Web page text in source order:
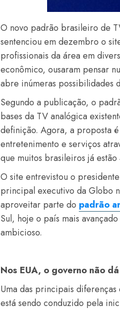
O novo padrão brasileiro de
sentenciou em dezembro o
profissionais da área em
econômico, ousaram pensar
abre inúmeras possibilidades
Segundo a publicação, o
bases da TV analógica
definição. Agora, a proposta
entretenimento e serviços
que muitos brasileiros já estão
O site entrevistou o
principal executivo da Globo
aproveitar parte do padrão
Sul, hoje o país mais
ambicioso.
Nos EUA, o governo não
Uma das principais
está sendo conduzido pela